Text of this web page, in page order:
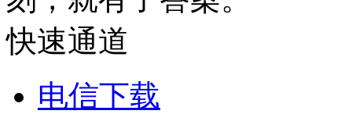
快速通道
电信下载